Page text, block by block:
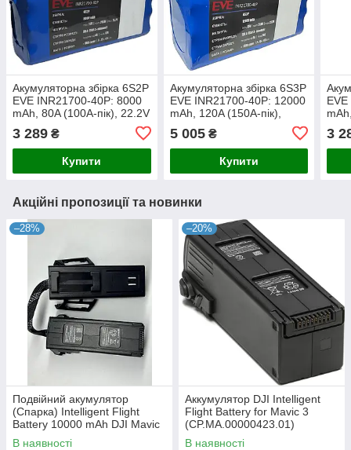
Акумуляторна збірка 6S2P
EVE INR21700-40P: 8000
mAh, 80A (100A-пік), 22.2V
батарейна збірка 6S2P
EVE INR21700-40P
3 289 ₴
Купити
Акумуляторна збірка 6S3P
EVE INR21700-40P: 12000
mAh, 120A (150A-пік),
батарейна збірка 6S2P
EVE 21700-40P
5 005₴
Купити
3
Акційні пропозиції та новинки
–28%
Подвійний акумулятор
(Спарка) Intelligent Flight
Battery 10000 mAh DJI Mavic
3
В наявності
–20%
Аккумулятор DJI Intelligent
Flight Battery for Mavic 3
(CP.MA.00000423.01)
В наявності